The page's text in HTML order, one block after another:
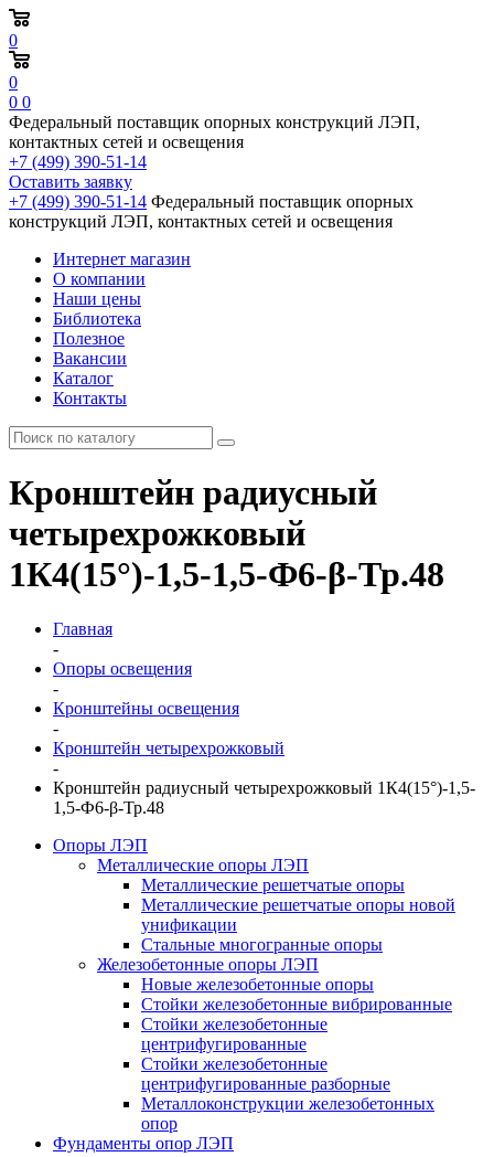
0
0
0 0
Федеральный поставщик опорных конструкций ЛЭП,
контактных сетей и освещения
+7 (499) 390-51-14
Оставить заявку
+7 (499) 390-51-14 Федеральный поставщик опорных
конструкций ЛЭП, контактных сетей и освещения
Интернет магазин
О компании
Наши цены
Библиотека
Полезное
Вакансии
Каталог
Контакты
Кронштейн радиусный
четырехрожковый
1К4(15°)-1,5-1,5-Ф6-β-Тр.48
Главная
-
Опоры освещения
-
Кронштейны освещения
-
Кронштейн четырехрожковый
-
Кронштейн радиусный четырехрожковый 1К4(15°)-1,5-
1,5-Ф6-β-Тр.48
Опоры ЛЭП
Металлические опоры ЛЭП
Металлические решетчатые опоры
Металлические решетчатые опоры новой
унификации
Стальные многогранные опоры
Железобетонные опоры ЛЭП
Новые железобетонные опоры
Стойки железобетонные вибрированные
Стойки железобетонные
центрифугированные
Стойки железобетонные
центрифугированные разборные
Металлоконструкции железобетонных
опор
Фундаменты опор ЛЭП